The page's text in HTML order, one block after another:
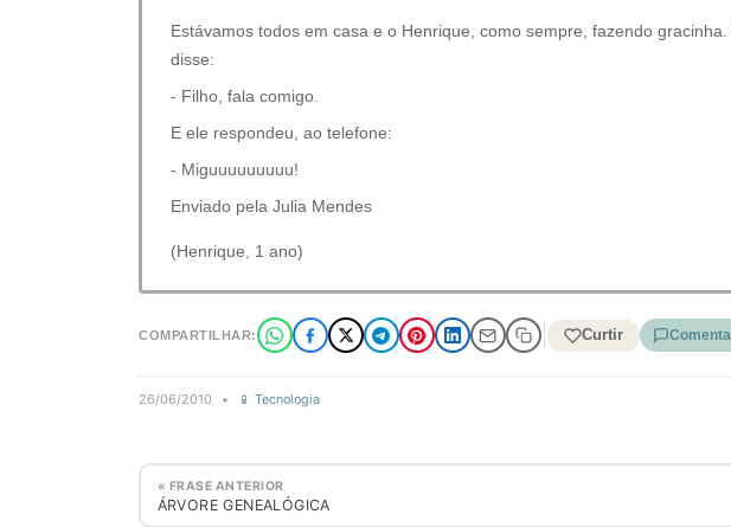
Estávamos todos em casa e o Henrique, como sempre, fazendo
disse:
- Filho, fala comigo.
E ele respondeu, ao telefone:
- Miguuuuuuuuu!
Enviado pela Julia Mendes
(Henrique, 1 ano)
COMPARTILHAR: Curtir
26/06/2010 • 📱 Tecnologia
« FRASE ANTERIOR
ÁRVORE GENEALÓGICA